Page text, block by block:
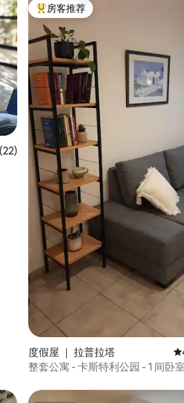
4.95 分（满分 5 分），共 22 条评价
热门「房客推荐」
房客推荐
度假屋 ｜ 拉普拉塔
整套公寓 - 卡斯特利公园 - 1 间卧室